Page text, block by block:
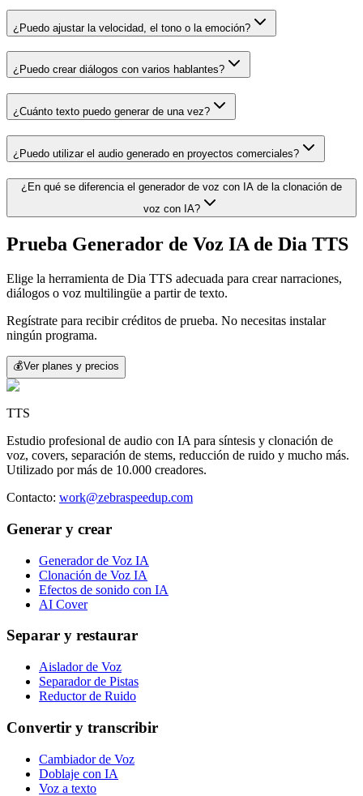
¿Puedo ajustar la velocidad, el tono o la emoción?
¿Puedo crear diálogos con varios hablantes?
¿Cuánto texto puedo generar de una vez?
¿Puedo utilizar el audio generado en proyectos comerciales?
¿En qué se diferencia el generador de voz con IA de la clonación de
voz con IA?
Prueba Generador de Voz IA de Dia TTS
Elige la herramienta de Dia TTS adecuada para crear narraciones,
diálogos o voz multilingüe a partir de texto.
Regístrate para recibir créditos de prueba. No necesitas instalar
ningún programa.
💰Ver planes y precios
TTS
Estudio profesional de audio con IA para síntesis y clonación de
voz, covers, separación de stems, reducción de ruido y mucho más.
Utilizado por más de 10.000 creadores.
Contacto: work@zebraspeedup.com
Generar y crear
Generador de Voz IA
Clonación de Voz IA
Efectos de sonido con IA
AI Cover
Separar y restaurar
Aislador de Voz
Separador de Pistas
Reductor de Ruido
Convertir y transcribir
Cambiador de Voz
Doblaje con IA
Voz a texto